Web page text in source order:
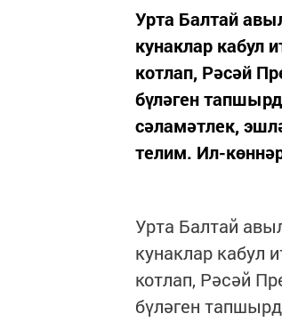
Урта Балтай
кунаклар кабул
котлап, Рәсәй
бүләген
сәламәтлек,
телим. Ил-
Урта Балтай
кунаклар кабул
котлап, Рәсәй
бүләген